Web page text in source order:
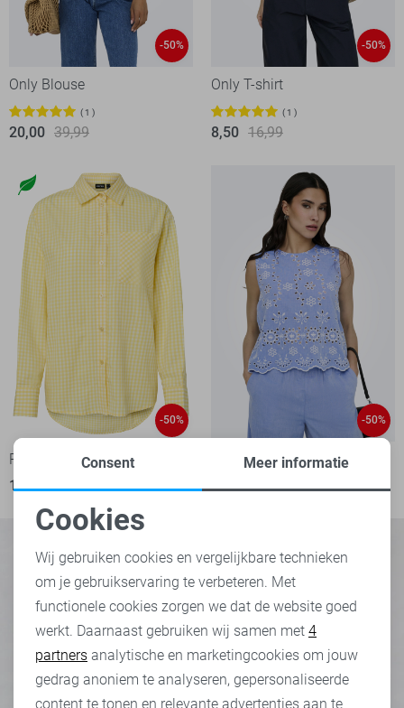
-50%
Only Blouse
1
20,00 39,99
-50%
Only T-shirt
1
8,50 16,99
-50%
Pieces Blouse
18,50 36,99
-50%
Jacqueline de Yong Top
17,50 34,99
Noodzakelijke cookies
Personalisatie cookies
Analytische cookies
Marketing cookies
Consent Meer informatie
Cookies
Wij gebruiken cookies en vergelijkbare technieken
om je gebruikservaring te verbeteren. Met
functionele cookies zorgen we dat de website goed
werkt. Daarnaast gebruiken wij samen met 4
partners analytische en marketingcookies om jouw
gedrag anoniem te analyseren, gepersonaliseerde
content te tonen en relevante advertenties aan te